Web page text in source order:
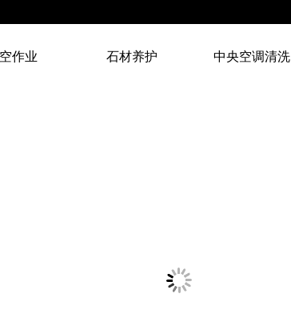
作业 石材养护 中央空调清洗